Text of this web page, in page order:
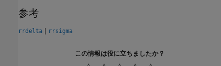
参考
rrdelta | rrsigma
この情報は役に立ちましたか？